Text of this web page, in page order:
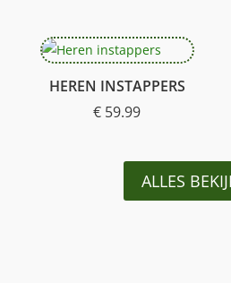
HEREN INSTAPPERS
€ 59.99
ALLES